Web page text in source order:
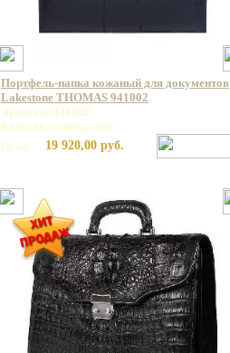
Портфель-папка кожаный для документов
Lakestone THOMAS 941002
Артикул: 941002
Базовая единица: шт
Цена:
19 920,00 руб.